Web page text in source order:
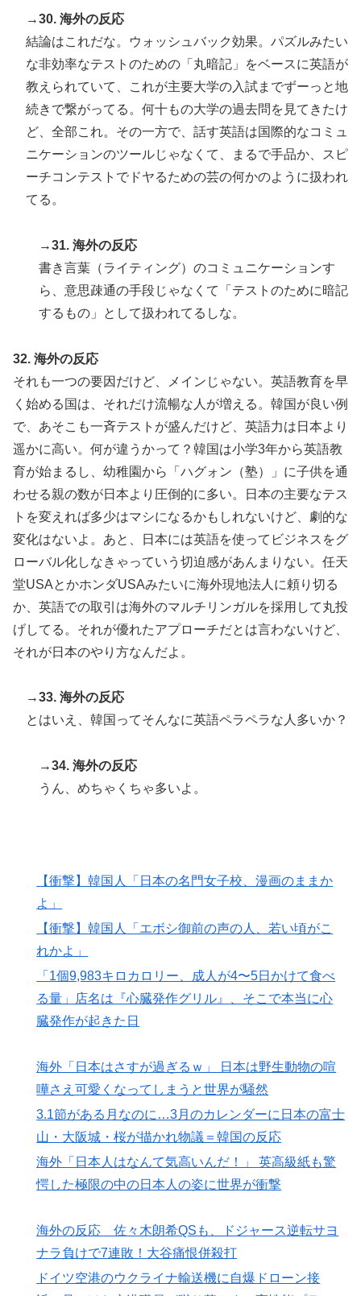
→30. 海外の反応
結論はこれだな。ウォッシュバック効果。パズルみたい
な非効率なテストのための「丸暗記」をベースに英語が
教えられていて、これが主要大学の入試までずーっと地
続きで繋がってる。何十もの大学の過去問を見てきたけ
ど、全部これ。その一方で、話す英語は国際的なコミュ
ニケーションのツールじゃなくて、まるで手品か、スピ
ーチコンテストでドヤるための芸の何かのように扱われ
てる。
→31. 海外の反応
書き言葉（ライティング）のコミュニケーションす
ら、意思疎通の手段じゃなくて「テストのために暗記
するもの」として扱われてるしな。
32. 海外の反応
それも一つの要因だけど、メインじゃない。英語教育を早
く始める国は、それだけ流暢な人が増える。韓国が良い例
で、あそこも一斉テストが盛んだけど、英語力は日本より
遥かに高い。何が違うかって？韓国は小学3年から英語教
育が始まるし、幼稚園から「ハグォン（塾）」に子供を通
わせる親の数が日本より圧倒的に多い。日本の主要なテス
トを変えれば多少はマシになるかもしれないけど、劇的な
変化はないよ。あと、日本には英語を使ってビジネスをグ
ローバル化しなきゃっていう切迫感があんまりない。任天
堂USAとかホンダUSAみたいに海外現地法人に頼り切る
か、英語での取引は海外のマルチリンガルを採用して丸投
げしてる。それが優れたアプローチだとは言わないけど、
それが日本のやり方なんだよ。
→33. 海外の反応
とはいえ、韓国ってそんなに英語ペラペラな人多いか？
→34. 海外の反応
うん、めちゃくちゃ多いよ。
【衝撃】韓国人「日本の名門女子校、漫画のままか
よ」
【衝撃】韓国人「エボシ御前の声の人、若い頃がこ
れかよ」
「1個9,983キロカロリー、成人が4〜5日かけて食べ
る量」店名は『心臓発作グリル』、そこで本当に心
臓発作が起きた日
海外「日本はさすが過ぎるｗ」 日本は野生動物の喧
嘩さえ可愛くなってしまうと世界が騒然
3.1節がある月なのに…3月のカレンダーに日本の富士
山・大阪城・桜が描かれ物議＝韓国の反応
海外「日本人はなんて気高いんだ！」 英高級紙も驚
愕した極限の中の日本人の姿に世界が衝撃
海外の反応 佐々木朗希QSも、ドジャース逆転サヨ
ナラ負けで7連敗！大谷痛恨併殺打
ドイツ空港のウクライナ輸送機に自爆ドローン接